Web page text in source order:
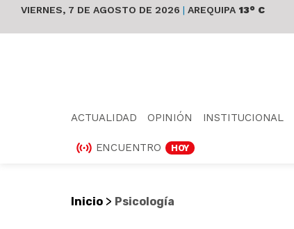
VIERNES, 7 DE AGOSTO DE 2026 | AREQUIPA 13° C
ACTUALIDAD OPINIÓN INSTITUCIONAL
ENCUENTRO HOY
Inicio > Psicología